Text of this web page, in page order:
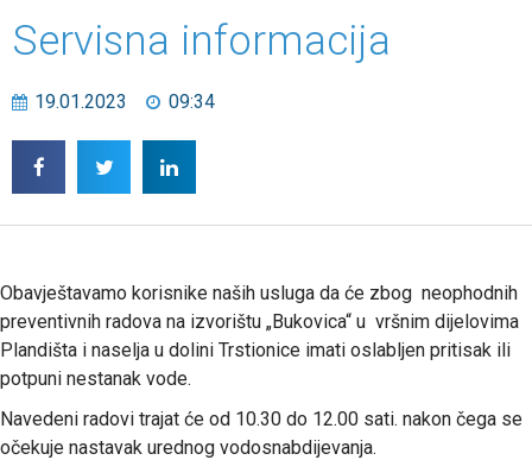
Servisna informacija
19.01.2023 09:34
Obavještavamo korisnike naših usluga da će zbog neophodnih
preventivnih radova na izvorištu „Bukovica“ u vršnim dijelovima
Plandišta i naselja u dolini Trstionice imati oslabljen pritisak ili
potpuni nestanak vode.
Navedeni radovi trajat će od 10.30 do 12.00 sati. nakon čega se
očekuje nastavak urednog vodosnabdijevanja.